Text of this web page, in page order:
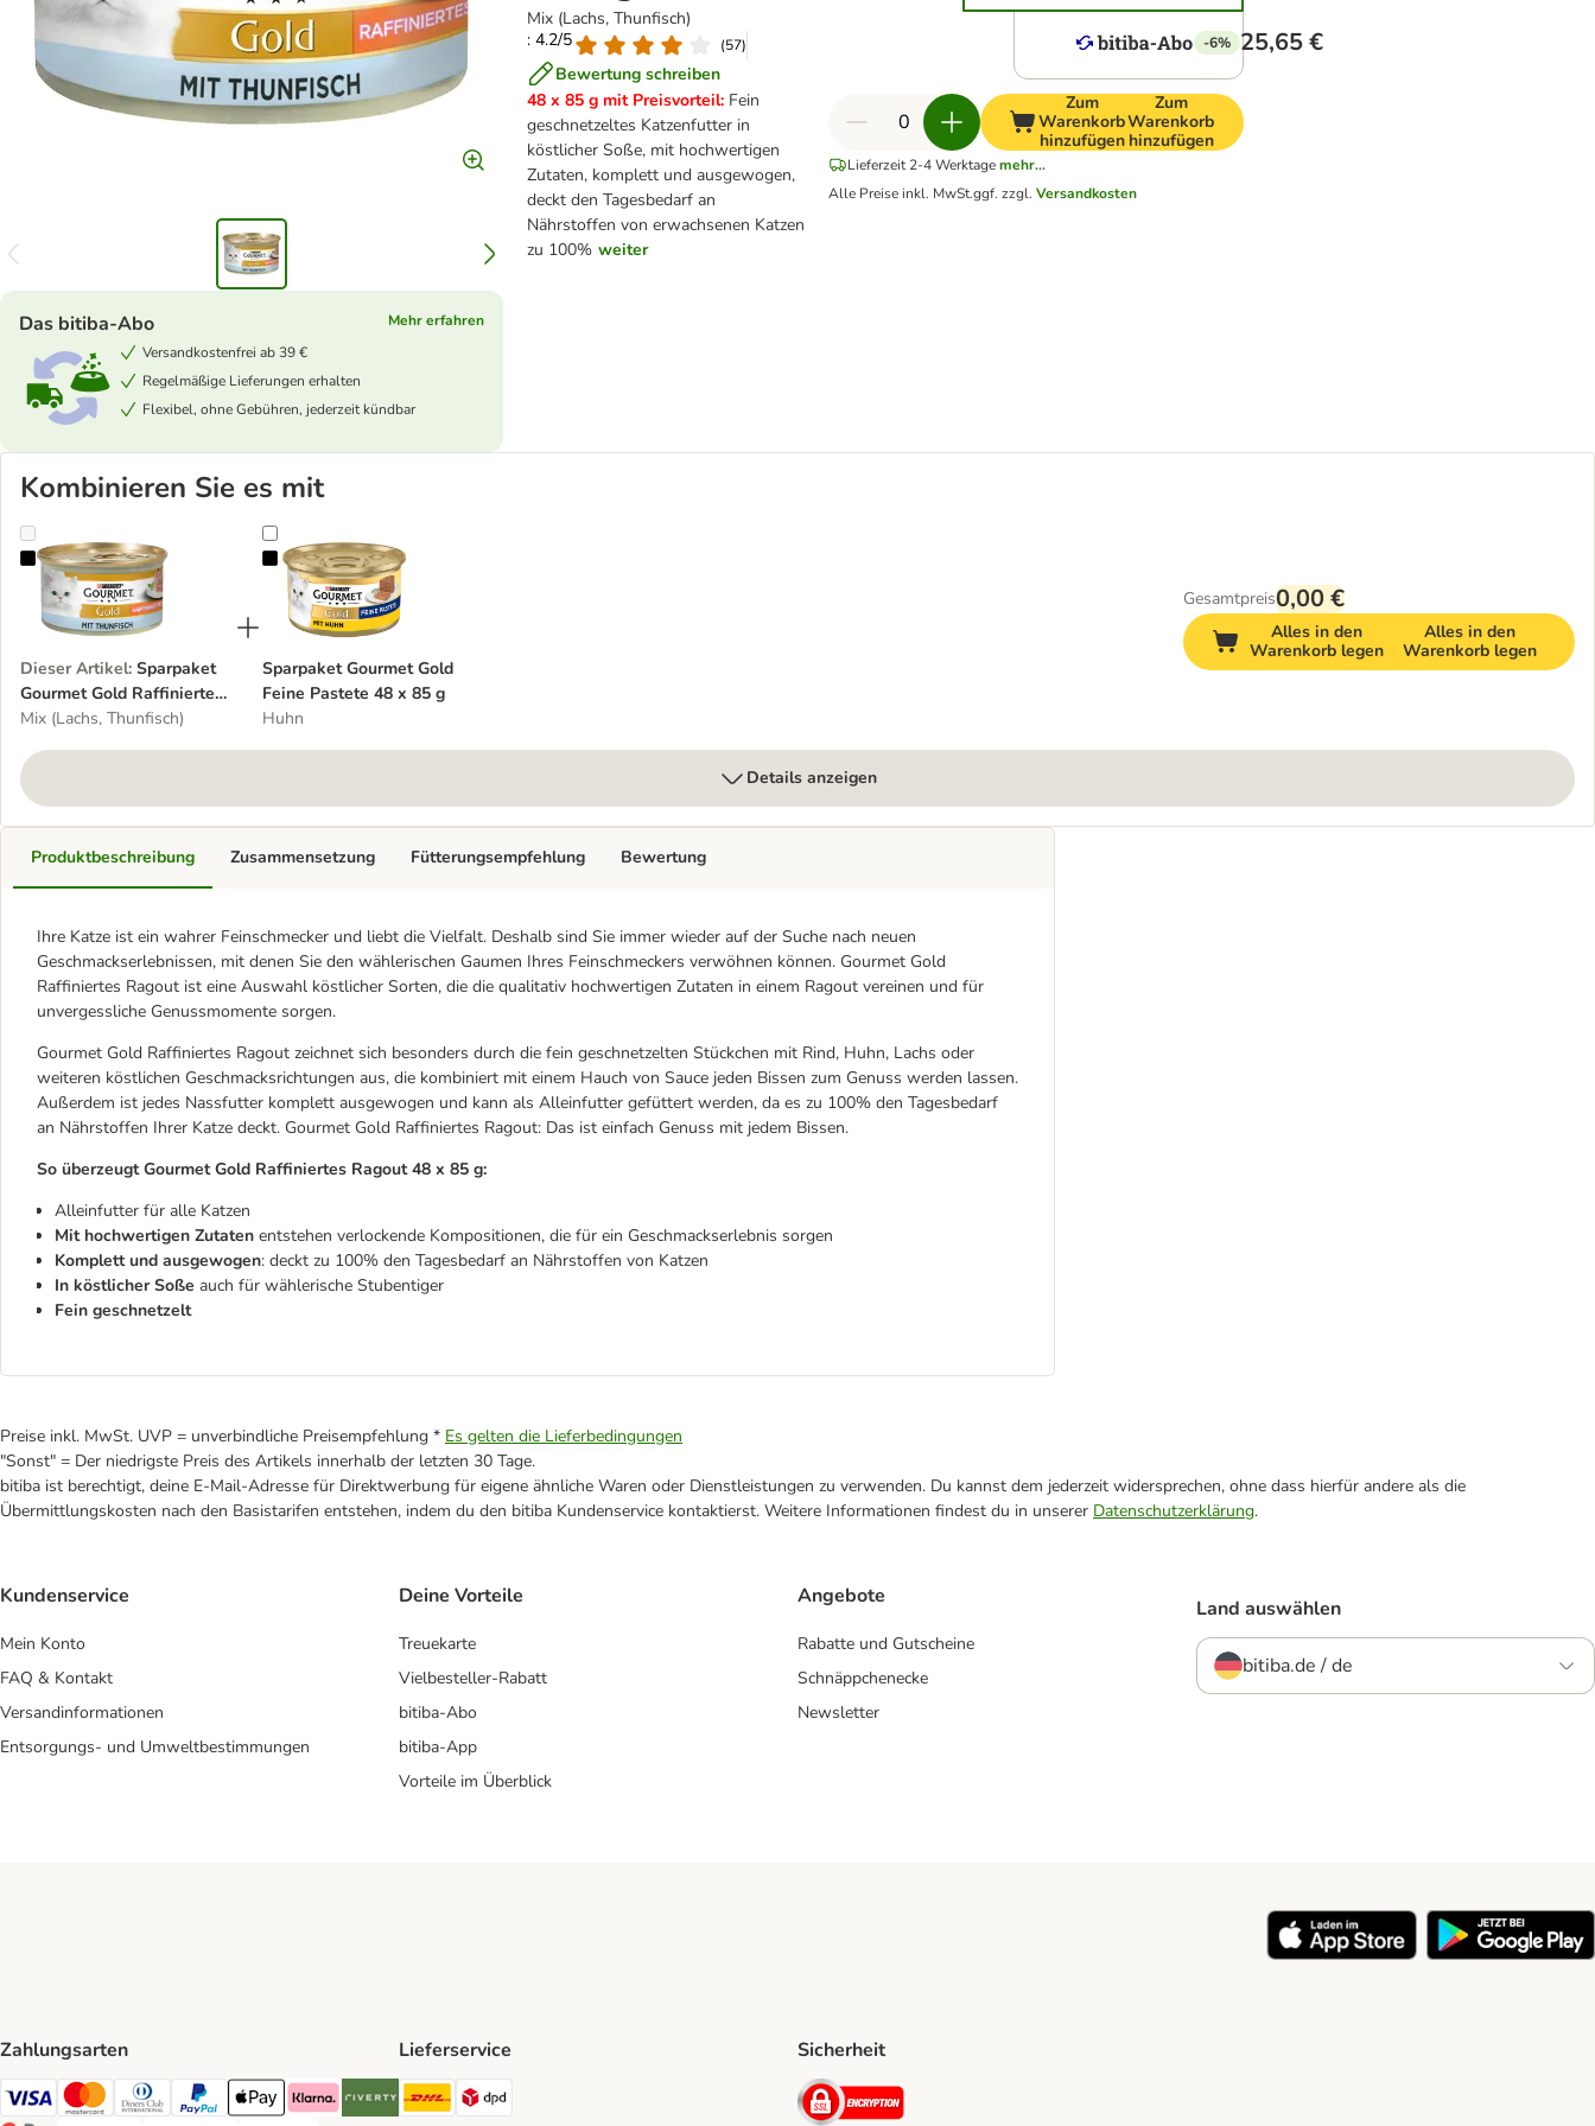
Mix (Lachs, Thunfisch)
: 4.2/5
(57)
Bewertung schreiben
48 x 85 g mit Preisvorteil: Fein
geschnetzeltes Katzenfutter in
köstlicher Soße, mit hochwertigen
Zutaten, komplett und ausgewogen,
deckt den Tagesbedarf an
Nährstoffen von erwachsenen Katzen
zu 100% weiter
Das bitiba-Abo
Mehr erfahren
Versandkostenfrei ab 39 €
Regelmäßige Lieferungen erhalten
Flexibel, ohne Gebühren, jederzeit kündbar
-6% 25,65 €
Zum
Warenkorb
hinzufügen
Zum
Warenkorb
hinzufügen
Lieferzeit 2-4 Werktagemehr...
Alle Preise inkl. MwSt.ggf. zzgl. Versandkosten
Kombinieren Sie es mit
Sparpaket Gourmet Gold Raffiniertes Ragout 48 x 85 g
Dieser Artikel: Sparpaket
Gourmet Gold Raffiniertes
Ragout 48 x 85 g
Mix (Lachs, Thunfisch)
Sparpaket Gourmet Gold Feine Pastete 48 x 85 g
Sparpaket Gourmet Gold
Feine Pastete 48 x 85 g
Huhn
Gesamtpreis0,00 €
Alles in den
Warenkorb legen
Alles in den
Warenkorb legen
Details anzeigen
Produktbeschreibung
Ihre Katze ist ein wahrer Feinschmecker und liebt die Vielfalt. Deshalb sind Sie immer wieder auf der Suche nach neuen
Geschmackserlebnissen, mit denen Sie den wählerischen Gaumen Ihres Feinschmeckers verwöhnen können. Gourmet Gold
Raffiniertes Ragout ist eine Auswahl köstlicher Sorten, die die qualitativ hochwertigen Zutaten in einem Ragout vereinen und für
unvergessliche Genussmomente sorgen.
Gourmet Gold Raffiniertes Ragout zeichnet sich besonders durch die fein geschnetzelten Stückchen mit Rind, Huhn, Lachs oder
weiteren köstlichen Geschmacksrichtungen aus, die kombiniert mit einem Hauch von Sauce jeden Bissen zum Genuss werden lassen.
Außerdem ist jedes Nassfutter komplett ausgewogen und kann als Alleinfutter gefüttert werden, da es zu 100% den Tagesbedarf
an Nährstoffen Ihrer Katze deckt. Gourmet Gold Raffiniertes Ragout: Das ist einfach Genuss mit jedem Bissen.
So überzeugt Gourmet Gold Raffiniertes Ragout 48 x 85 g:
Alleinfutter für alle Katzen
Mit hochwertigen Zutaten entstehen verlockende Kompositionen, die für ein Geschmackserlebnis sorgen
Komplett und ausgewogen: deckt zu 100% den Tagesbedarf an Nährstoffen von Katzen
In köstlicher Soße auch für wählerische Stubentiger
Fein geschnetzelt
Zusammensetzung Fütterungsempfehlung Bewertung
Preise inkl. MwSt. UVP = unverbindliche Preisempfehlung * Es gelten die Lieferbedingungen
"Sonst" = Der niedrigste Preis des Artikels innerhalb der letzten 30 Tage.
bitiba ist berechtigt, deine E-Mail-Adresse für Direktwerbung für eigene ähnliche Waren oder Dienstleistungen zu verwenden. Du kannst dem jederzeit widersprechen, ohne dass hierfür andere als die
Übermittlungskosten nach den Basistarifen entstehen, indem du den bitiba Kundenservice kontaktierst. Weitere Informationen findest du in unserer Datenschutzerklärung.
Kundenservice
Mein Konto
FAQ & Kontakt
Versandinformationen
Entsorgungs- und Umweltbestimmungen
Deine Vorteile
Treuekarte
Vielbesteller-Rabatt
bitiba-Abo
bitiba-App
Vorteile im Überblick
Angebote
Rabatte und Gutscheine
Schnäppchenecke
Newsletter
Land auswählen
bitiba.de / de
Zahlungsarten
Visa Payment Method
Mastercard Payment Method
Diners Club Payment Method
PayPal Payment Method
Apple Pay Payment Method
Klarna Payment Method
Riverty Payment Method
Lieferservice
DHL Shipping Method
Sicherheit
Security